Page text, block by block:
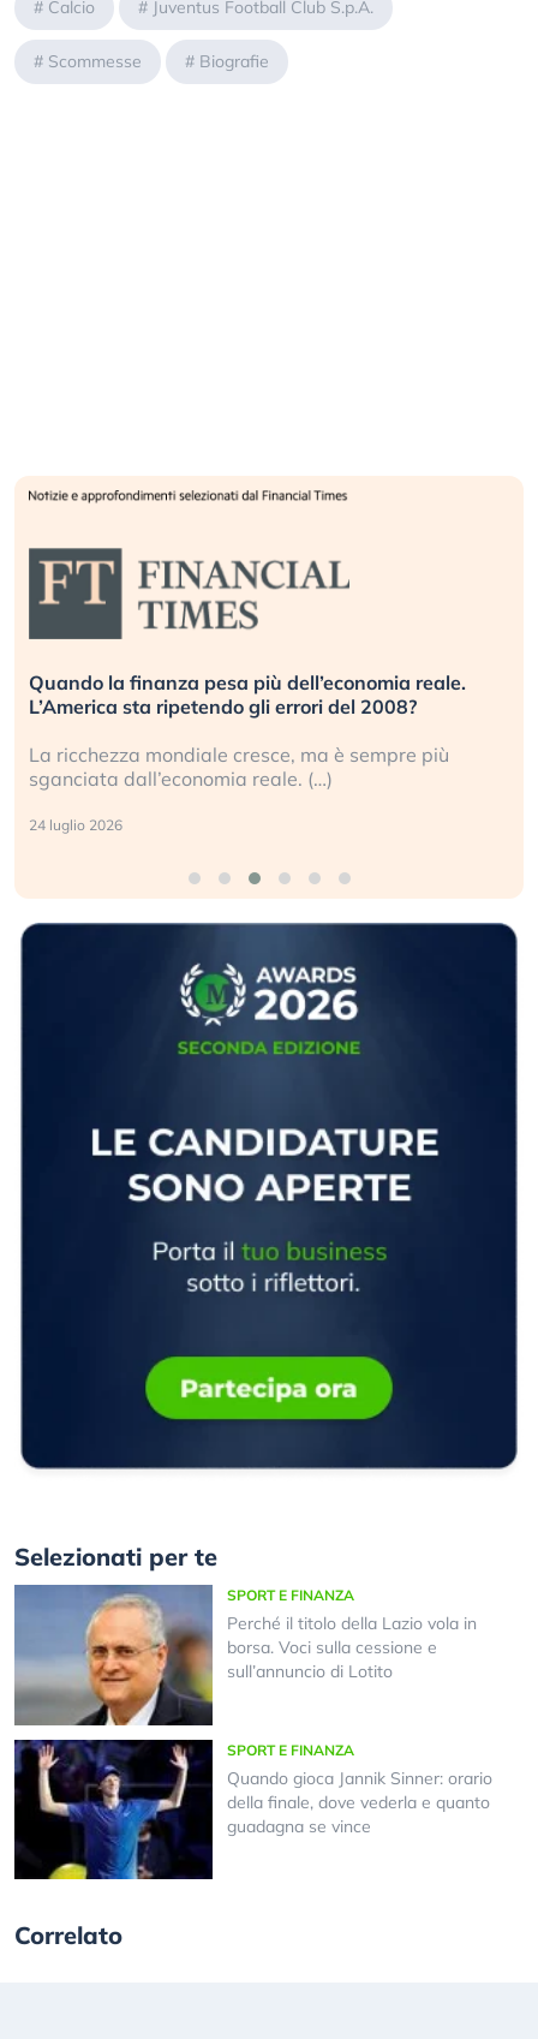
# Calcio # Juventus Football Club S.p.A.
# Scommesse # Biografie
Quando la finanza pesa più dell’economia reale.
L’America sta ripetendo gli errori del 2008?
La ricchezza mondiale cresce, ma è sempre più
sganciata dall’economia reale. (…)
24 luglio 2026
Selezionati per te
SPORT E FINANZA
Perché il titolo della Lazio vola in
borsa. Voci sulla cessione e
sull’annuncio di Lotito
SPORT E FINANZA
Quando gioca Jannik Sinner: orario
della finale, dove vederla e quanto
guadagna se vince
Correlato